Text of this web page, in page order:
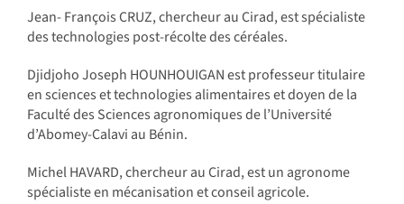
Jean- François CRUZ, chercheur au Cirad, est spécialiste
des technologies post-récolte des céréales.
Djidjoho Joseph HOUNHOUIGAN est professeur titulaire
en sciences et technologies alimentaires et doyen de la
Faculté des Sciences agronomiques de l’Université
d’Abomey-Calavi au Bénin.
Michel HAVARD, chercheur au Cirad, est un agronome
spécialiste en mécanisation et conseil agricole.